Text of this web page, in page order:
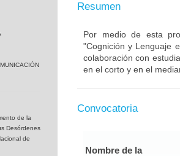
de la
Desórdenes
de
Resumen
Por medio de esta
"Cognición y Lenguaje
colaboración con
en el corto y en el
Convocatoria
Nombre de la